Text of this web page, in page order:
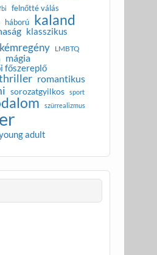
felnőtté válás
háború kaland
klasszikus
kémregény LMBTQ
mágia
főszereplő
romantikus
sorozatgyilkos
sport
szürrealizmus
adult